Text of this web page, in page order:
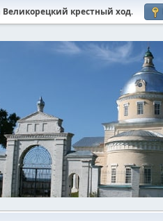
Великорецкий крестный ход.